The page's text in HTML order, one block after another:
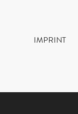
IMPRINT